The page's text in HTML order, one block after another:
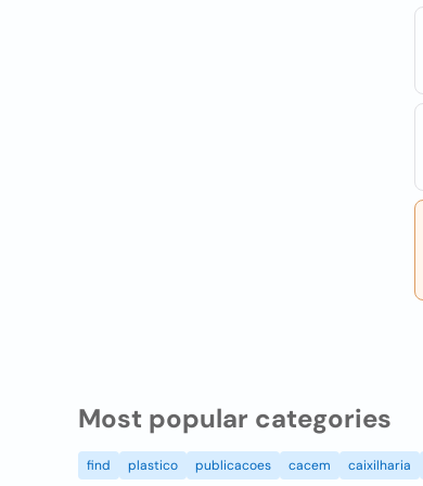
Most popular categories
find plastico publicacoes cacem caixilharia